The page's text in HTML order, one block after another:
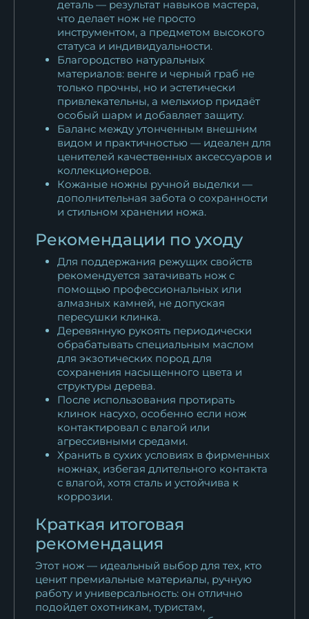
деталь — результат навыков мастера,
что делает нож не просто
инструментом, а предметом высокого
статуса и индивидуальности.
Благородство натуральных
материалов: венге и черный граб не
только прочны, но и эстетически
привлекательны, а мельхиор придаёт
особый шарм и добавляет защиту.
Баланс между утонченным внешним
видом и практичностью — идеален для
ценителей качественных аксессуаров и
коллекционеров.
Кожаные ножны ручной выделки —
дополнительная забота о сохранности
и стильном хранении ножа.
Рекомендации по уходу
Для поддержания режущих свойств
рекомендуется затачивать нож с
помощью профессиональных или
алмазных камней, не допуская
пересушки клинка.
Деревянную рукоять периодически
обрабатывать специальным маслом
для экзотических пород для
сохранения насыщенного цвета и
структуры дерева.
После использования протирать
клинок насухо, особенно если нож
контактировал с влагой или
агрессивными средами.
Хранить в сухих условиях в фирменных
ножнах, избегая длительного контакта
с влагой, хотя сталь и устойчива к
коррозии.
Краткая итоговая
рекомендация
Этот нож — идеальный выбор для тех, кто
ценит премиальные материалы, ручную
работу и универсальность: он отлично
подойдет охотникам, туристам,